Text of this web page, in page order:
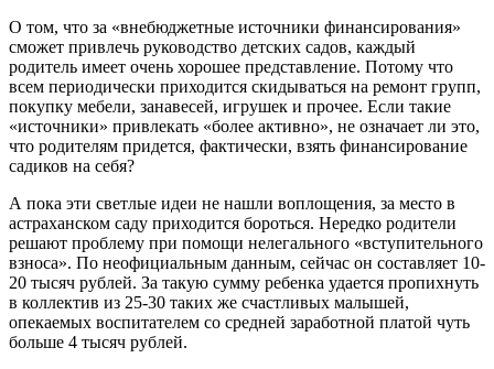
О том, что за «внебюджетные источники финансирования»
сможет привлечь руководство детских садов, каждый
родитель имеет очень хорошее представление. Потому что
всем периодически приходится скидываться на ремонт групп,
покупку мебели, занавесей, игрушек и прочее. Если такие
«источники» привлекать «более активно», не означает ли это,
что родителям придется, фактически, взять финансирование
садиков на себя?
А пока эти светлые идеи не нашли воплощения, за место в
астраханском саду приходится бороться. Нередко родители
решают проблему при помощи нелегального «вступительного
взноса». По неофициальным данным, сейчас он составляет 10-
20 тысяч рублей. За такую сумму ребенка удается пропихнуть
в коллектив из 25-30 таких же счастливых малышей,
опекаемых воспитателем со средней заработной платой чуть
больше 4 тысяч рублей.